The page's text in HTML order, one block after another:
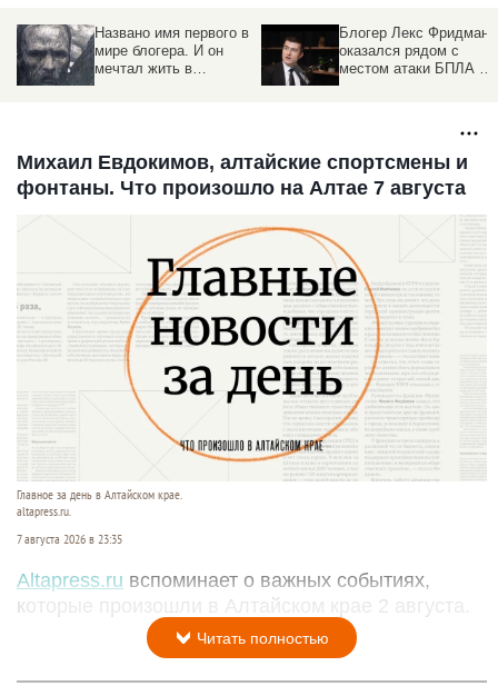
Названо имя первого в
мире блогера. И он
мечтал жить в
Блогер Лекс Фридман
оказался рядом с
местом атаки БПЛА в
Михаил Евдокимов, алтайские спортсмены и
фонтаны. Что произошло на Алтае 7 августа
Главное за день в Алтайском крае.
altapress.ru.
7 августа 2026 в 23:35
Altapress.ru вспоминает о важных событиях,
которые произошли в Алтайском крае 2 августа.
Читать полностью